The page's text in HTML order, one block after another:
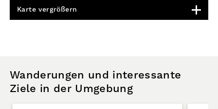
Karte vergrößern
Wanderungen und interessante
Ziele in der Umgebung